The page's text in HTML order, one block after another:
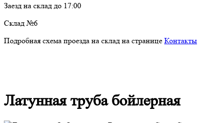
Заезд на склад до 17:00
Склад №6
Подробная схема проезда на склад на странице Контакты
Латунная труба бойлерная